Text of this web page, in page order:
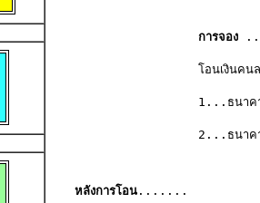
                 การจอง
โอนเงินค
1...ธนา
2...ธนา
หลังการโอน .......